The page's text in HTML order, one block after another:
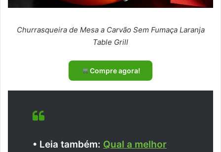
Churrasqueira de Mesa a Carvão Sem Fumaça Laranja
Table Grill
Compre agora!
• Leia também: Qual a melhor